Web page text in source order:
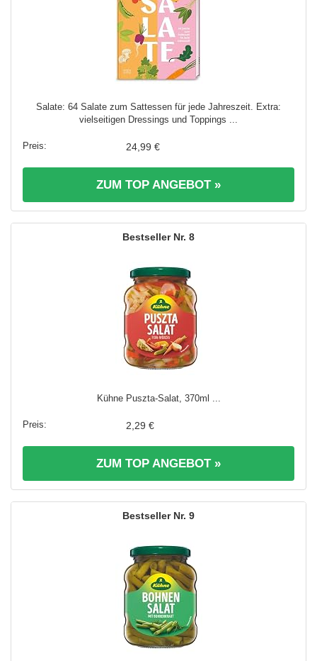
Salate: 64 Salate zum Sattessen für jede Jahreszeit. Extra:
vielseitigen Dressings und Toppings ...
24,99 €
ZUM TOP ANGEBOT »
8
Kühne Puszta-Salat, 370ml ...
2,29 €
ZUM TOP ANGEBOT »
9